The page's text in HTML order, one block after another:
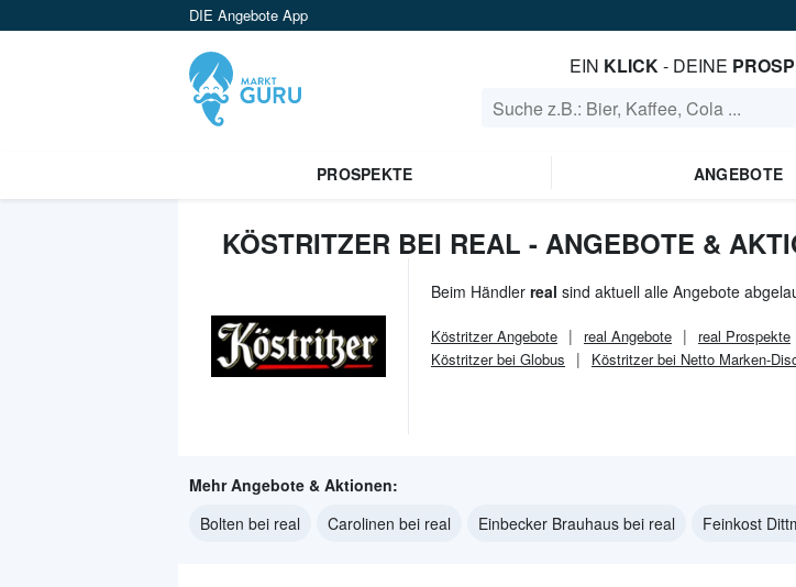
DIE Angebote App
EIN KLICK- DEINE
PROSPEKTE ANGEBOTE
KÖSTRITZER BEI REAL - ANGEBOTE &
Beim Händler real sind aktuell alle Angebote
KöstritzerAngebote real Angebote real Prospekte
Köstritzer bei Globus
Köstritzer bei Netto Marken-
Mehr Angebote & Aktionen:
Bolten bei real
Carolinen bei real Einbecker Brauhaus bei real Feinkost